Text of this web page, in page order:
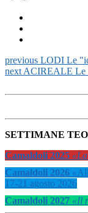
previous LODI Le
next ACIREALE Le
SETTIMANE
Camaldoli 2025
Camaldoli 2026 «
17-21 agosto 2026
Camaldoli 2027 «Il